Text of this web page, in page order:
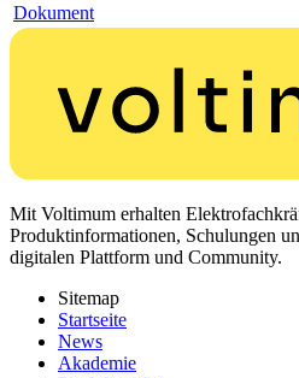
Dokument
Mit Voltimum erhalten
Produktinformationen, Schulungen
digitalen Plattform und Community.
Sitemap
Startseite
News
Akademie